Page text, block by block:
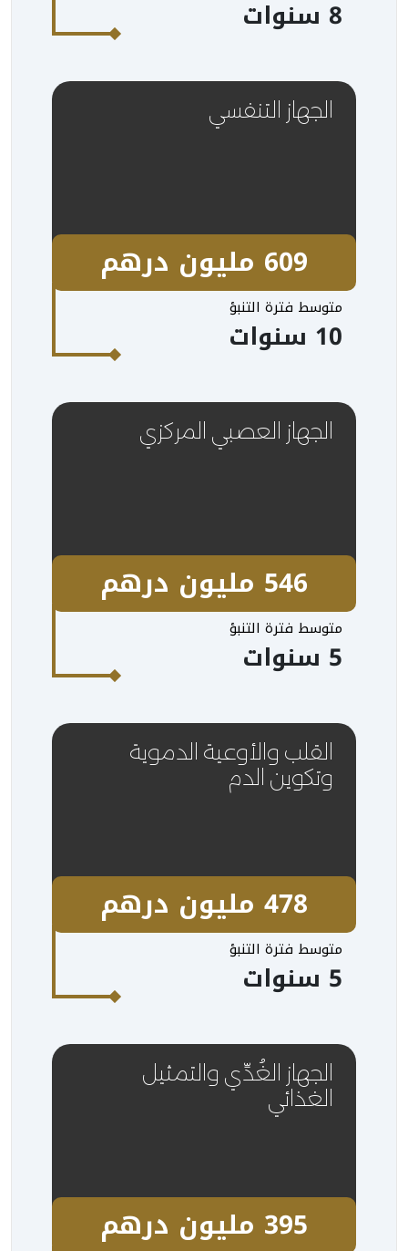
8 سنوات
الجهاز التنفسي
609 مليون درهم
متوسط فترة التنبؤ
10 سنوات
الجهاز العصبي المركزي
546 مليون درهم
متوسط فترة التنبؤ
5 سنوات
القلب والأوعية الدموية
وتكوين الدم
478 مليون درهم
متوسط فترة التنبؤ
5 سنوات
الجهاز الغُدِّي والتمثيل
الغذائي
395 مليون درهم